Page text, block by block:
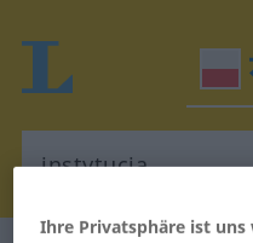
Ihre Privatsphäre ist uns